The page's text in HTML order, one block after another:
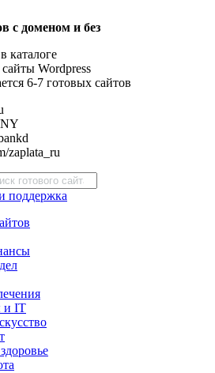
с доменом и без
каталоге
Wordpress
6-7 готовых сайтов
zaplata_ru
поддержка
и IT